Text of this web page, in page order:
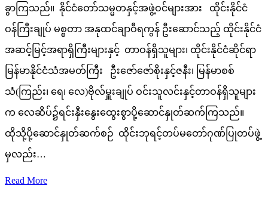
ခွာကြသည်။ နိုင်ငံတော်သမ္မတနှင့်အဖွဲ့ဝင်များအား ထိုင်းနိုင်ငံ
ဝန်ကြီးချုပ် မစ္စတာ အနုထင်ချာဝီရကွန် ဦးဆောင်သည့် ထိုင်းနိုင်ငံ
အဆင့်မြင့်အရာရှိကြီးများနှင့် တာဝန်ရှိသူများ၊ ထိုင်းနိုင်ငံဆိုင်ရာ
မြန်မာနိုင်ငံသံအမတ်ကြီး ဦးဇော်ဇော်စိုးနှင့်ဇနီး၊ မြန်မာစစ်
သံ(ကြည်း၊ ရေ၊ လေ)ဗိုလ်မှူးချုပ် ဝင်းသူလင်းနှင့်တာဝန်ရှိသူများ
က လေဆိပ်၌ရင်းနှီးနွေးထွေးစွာပို့ဆောင်နှုတ်ဆက်ကြသည်။
ထိုသို့ပို့ဆောင်နှုတ်ဆက်စဉ် ထိုင်းဘုရင့်တပ်မတော်ဂုဏ်ပြုတပ်ဖွဲ့
မှလည်း…
Read More